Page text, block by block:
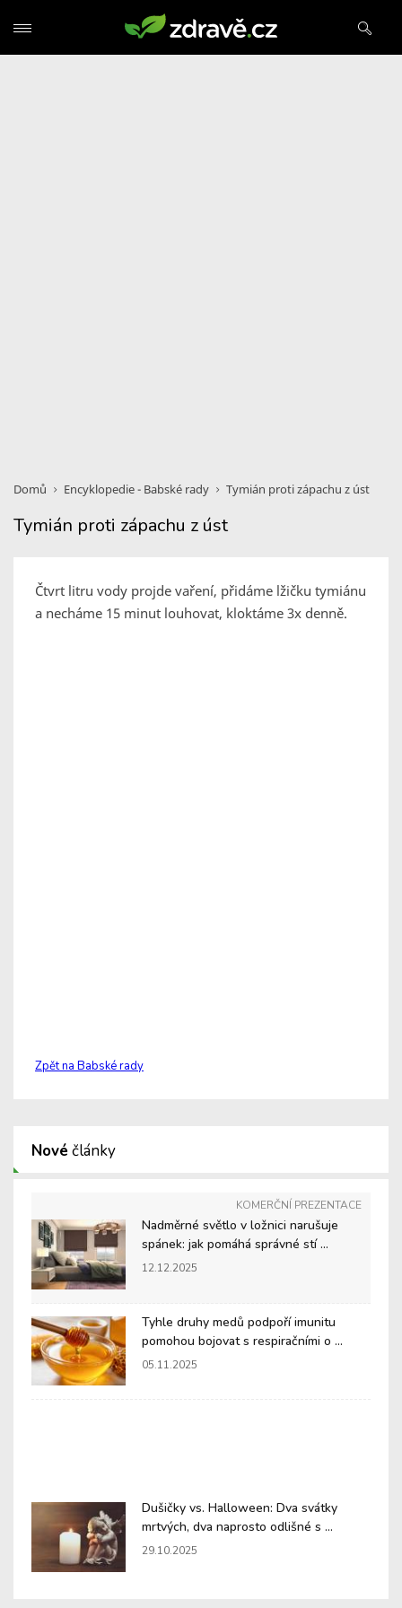
Domů Encyklopedie - Babské rady Tymián proti zápachu z úst
Tymián proti zápachu z úst
Čtvrt litru vody projde vaření, přidáme lžičku tymiánu
a necháme 15 minut louhovat, kloktáme 3x denně.
Zpět na Babské rady
Nové články
KOMERČNÍ PREZENTACE
Nadměrné světlo v ložnici narušuje
spánek: jak pomáhá správné stí ...
12.12.2025
Tyhle druhy medů podpoří imunitu
pomohou bojovat s respiračními o ...
05.11.2025
Dušičky vs. Halloween: Dva svátky
mrtvých, dva naprosto odlišné s ...
29.10.2025